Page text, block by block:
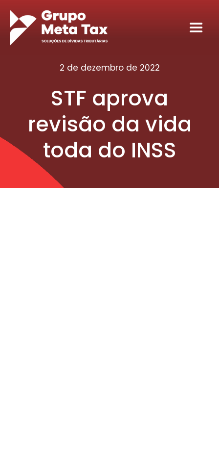
para
Seja nosso sócio tributário
Conteúdos
2 de dezembro de 2022
STF aprova
revisão da vida
toda do INSS